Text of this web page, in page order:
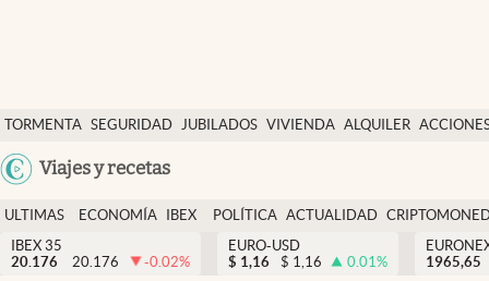
TORMENTA SEGURIDAD JUBILADOS VIVIENDA ALQUILER
USA
Viajes y recetas
Economía y finanzas
Política
Actualidad
Criptomonedas
ULTIMAS
NOTICIAS
ECONOMÍA
FINANZAS
IBEX
EURO
POLÍTICA ACTUALIDAD
IBEX 35
20.176
20.176 -0.02%
EURO-USD
$ 1,16 $ 1,16 0.01%
1965,65